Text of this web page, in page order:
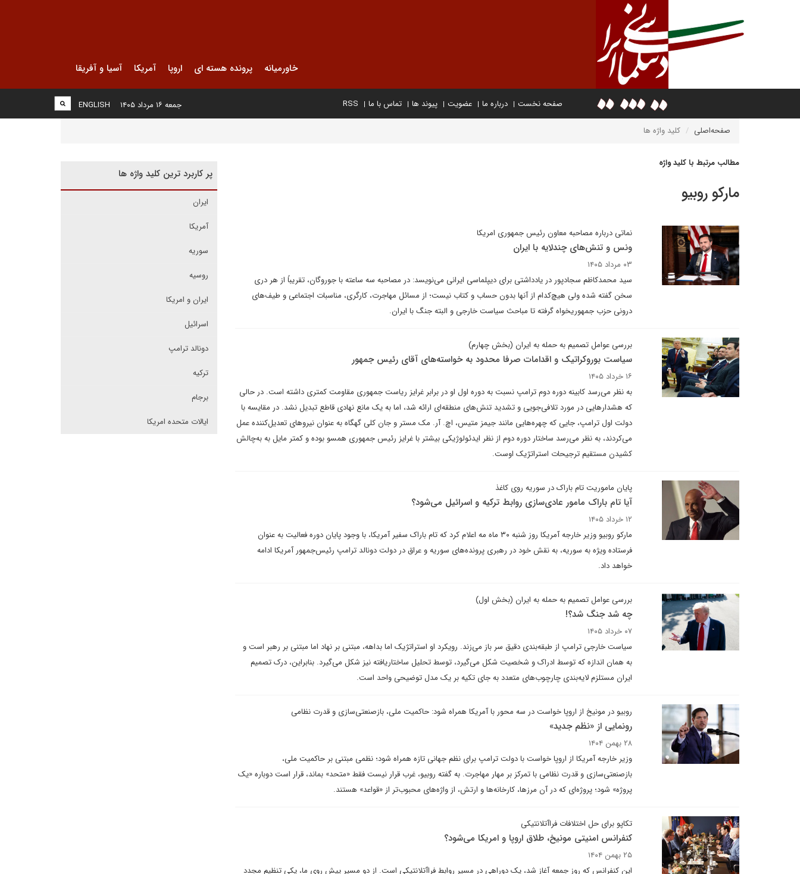
خاورمیانه پرونده هسته ای اروپا آمریکا آسیا و آفریقا
صفحه نخست درباره ما عضویت پیوند ها تماس با ما RSS
ENGLISH جمعه ۱۶ مرداد ۱۴۰۵
صفحه‌اصلی کلید واژه ها
مطالب مرتبط با کلید واژه
مارکو روبیو
نماتی درباره مصاحبه معاون رئیس جمهوری امریکا
ونس و تنش‌های چندلایه با ایران
۰۳ مرداد ۱۴۰۵
سید محمدکاظم سجادپور در یادداشتی برای دیپلماسی ایرانی می‌نویسد: در مصاحبه سه ساعته با جوروگان، تقریباً از هر دری
سخن گفته شده ولی هیچ‌کدام از آنها بدون حساب و کتاب نیست؛ از مسائل مهاجرت، کارگری، مناسبات اجتماعی و طیف‌های
درونی حزب جمهوریخواه گرفته تا مباحث سیاست خارجی و البته جنگ با ایران.
بررسی عوامل تصمیم به حمله به ایران (بخش چهارم)
سیاست بوروکراتیک و اقدامات صرفا محدود به خواسته‌های آقای رئیس جمهور
۱۶ خرداد ۱۴۰۵
به نظر می‌رسد کابینه دوره دوم ترامپ نسبت به دوره اول او در برابر غرایز ریاست جمهوری مقاومت کمتری داشته است. در حالی
که هشدارهایی در مورد تلافی‌جویی و تشدید تنش‌های منطقه‌ای ارائه شد، اما به یک مانع نهادی قاطع تبدیل نشد. در مقایسه با
دولت اول ترامپ، جایی که چهره‌هایی مانند جیمز متیس، اچ. آر. مک مستر و جان کلی گهگاه به عنوان نیروهای تعدیل‌کننده عمل
می‌کردند، به نظر می‌رسد ساختار دوره دوم از نظر ایدئولوژیکی بیشتر با غرایز رئیس جمهوری همسو بوده و کمتر مایل به به‌چالش
کشیدن مستقیم ترجیحات استراتژیک اوست.
پایان ماموریت تام باراک در سوریه روی کاغذ
آیا تام باراک مامور عادی‌سازی روابط ترکیه و اسرائیل می‌شود؟
۱۲ خرداد ۱۴۰۵
مارکو روبیو وزیر خارجه آمریکا روز شنبه ۳۰ ماه مه اعلام کرد که تام باراک سفیر آمریکا، با وجود پایان دوره فعالیت به عنوان
فرستاده ویژه به سوریه، به نقش خود در رهبری پرونده‌های سوریه و عراق در دولت دونالد ترامپ رئیس‌جمهور آمریکا ادامه
خواهد داد.
بررسی عوامل تصمیم به حمله به ایران (بخش اول)
چه شد جنگ شد؟!
۰۷ خرداد ۱۴۰۵
سیاست خارجی ترامپ از طبقه‌بندی دقیق سر باز می‌زند. رویکرد او استراتژیک اما بداهه، مبتنی بر نهاد اما مبتنی بر رهبر است و
به همان اندازه که توسط ادراک و شخصیت شکل می‌گیرد، توسط تحلیل ساختاریافته نیز شکل می‌گیرد. بنابراین، درک تصمیم
ایران مستلزم لایه‌بندی چارچوب‌های متعدد به جای تکیه بر یک مدل توضیحی واحد است.
روبیو در مونیخ از اروپا خواست در سه محور با آمریکا همراه شود: حاکمیت ملی، بازصنعتی‌سازی و قدرت نظامی
رونمایی از «نظم جدید»
۲۸ بهمن ۱۴۰۴
وزیر خارجه آمریکا از اروپا خواست با دولت ترامپ برای نظم جهانی تازه همراه شود؛ نظمی مبتنی بر حاکمیت ملی،
بازصنعتی‌سازی و قدرت نظامی با تمرکز بر مهار مهاجرت. به گفته روبیو، غرب قرار نیست فقط «متحد» بماند، قرار است دوباره «یک
پروژه» شود؛ پروژه‌ای که در آن مرزها، کارخانه‌ها و ارتش، از واژه‌های محبوب‌تر از «قواعد» هستند.
تکاپو برای حل اختلافات فراآتلانتیکی
کنفرانس امنیتی مونیخ، طلاق اروپا و امریکا می‌شود؟
۲۵ بهمن ۱۴۰۴
این کنفرانس که روز جمعه آغاز شد، یک دوراهی در مسیر روابط فراآتلانتیکی است. از دو مسیر پیش روی ما، یکی تنظیم مجدد
پر کاربرد ترین کلید واژه ها
ایران
آمریکا
سوریه
روسیه
ایران و امریکا
اسرائیل
دونالد ترامپ
ترکیه
برجام
ایالات متحده امریکا